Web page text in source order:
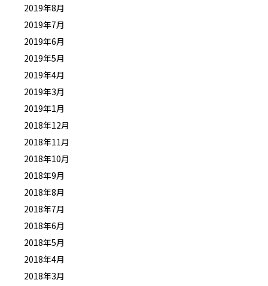
2019年8月
2019年7月
2019年6月
2019年5月
2019年4月
2019年3月
2019年1月
2018年12月
2018年11月
2018年10月
2018年9月
2018年8月
2018年7月
2018年6月
2018年5月
2018年4月
2018年3月